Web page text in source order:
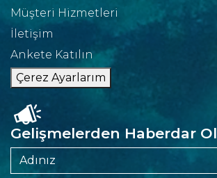
Müşteri Hizmetleri
İletişim
Ankete Katılın
Çerez Ayarlarım
Gelişmelerden Haberdar Ol